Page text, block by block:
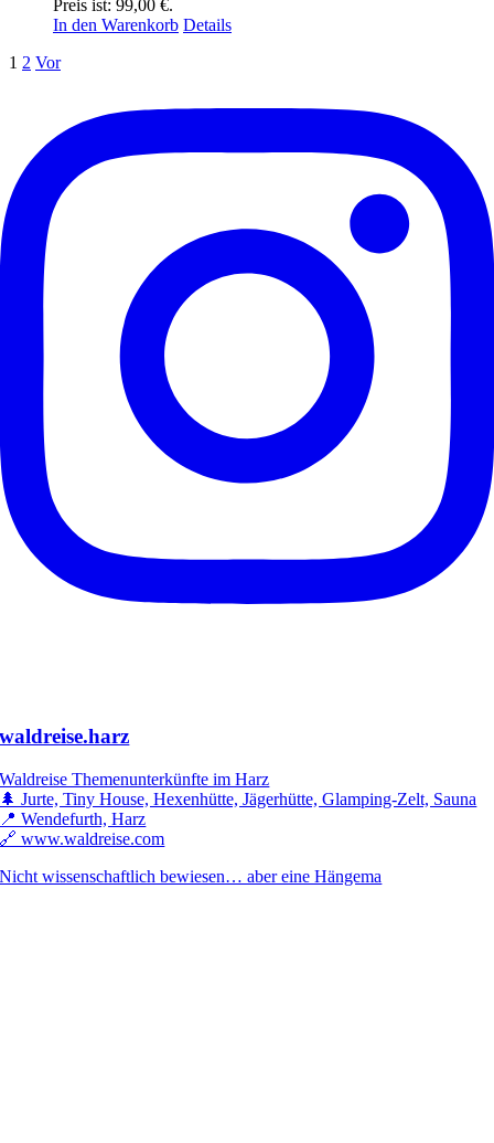
Preis ist: 99,00 €.
In den Warenkorb Details
1 2 Vor
waldreise.harz
Waldreise Themenunterkünfte im Harz
🌲 Jurte, Tiny House, Hexenhütte, Jägerhütte, Glamping-Zelt, Sauna
📍 Wendefurth, Harz
🔗 www.waldreise.com
Nicht wissenschaftlich bewiesen… aber eine Hängema